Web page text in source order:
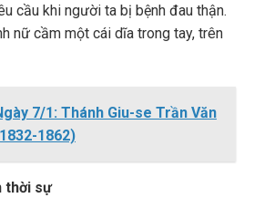
cầu khi người ta bị bệnh đau thận.
nữ cầm một cái dĩa trong tay, trên
7/1: Thánh Giu-se Trần Văn
1862)
thời sự